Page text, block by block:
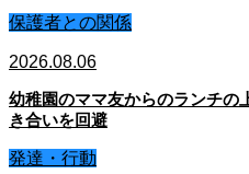
保護者との関係
2026.08.06
幼稚園のママ友からのランチの
き合いを回避
発達・行動